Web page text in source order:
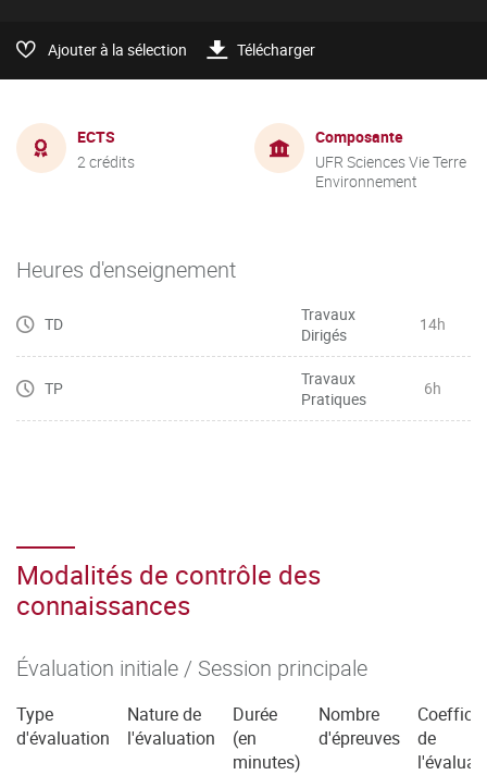
Ajouter à la sélection Télécharger
ECTS
2 crédits
Composante
UFR Sciences Vie Terre
Environnement
Heures d'enseignement
TD
Travaux
Dirigés
14h
TP
Travaux
Pratiques
6h
Modalités de contrôle des
connaissances
Évaluation initiale / Session principale
Type
d'évaluation
Nature de
l'évaluation
Durée
(en
minutes)
Nombre
d'épreuves
de